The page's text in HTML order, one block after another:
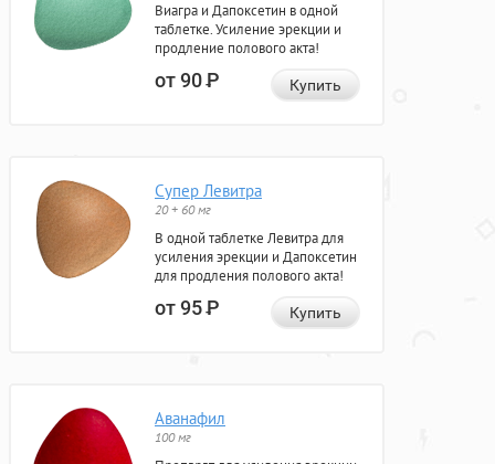
Виагра и Дапоксетин в одной
таблетке. Усиление эрекции и
продление полового акта!
от 90Р Купить
Супер Левитра
20 + 60 мг
В одной таблетке Левитра для
усиления эрекции и Дапоксетин
для продления полового акта!
от 95Р Купить
Аванафил
100 мг